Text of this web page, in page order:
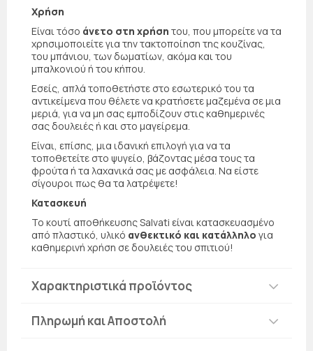
Χρήση
Είναι τόσο άνετο στη χρήση του, που μπορείτε να τα
χρησιμοποιείτε για την τακτοποίηση της κουζίνας,
του μπάνιου, των δωματίων, ακόμα και του
μπαλκονιού ή του κήπου.
Εσείς, απλά τοποθετήστε στο εσωτερικό του τα
αντικείμενα που θέλετε να κρατήσετε μαζεμένα σε μια
μεριά, για να μη σας εμποδίζουν στις καθημερινές
σας δουλειές ή και στο μαγείρεμα.
Είναι, επίσης, μια ιδανική επιλογή για να τα
τοποθετείτε στο ψυγείο, βάζοντας μέσα τους τα
φρούτα ή τα λαχανικά σας με ασφάλεια. Να είστε
σίγουροι πως θα τα λατρέψετε!
Κατασκευή
Το κουτί αποθήκευσης Salvati είναι κατασκευασμένο
από πλαστικό, υλικό ανθεκτικό και κατάλληλο για
καθημερινή χρήση σε δουλειές του σπιτιού!
Χαρακτηριστικά προϊόντος
Πληρωμή και Αποστολή